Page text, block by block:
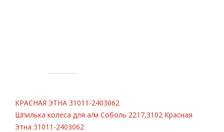
КРАСНАЯ ЭТНА 31011-2403062
Шпилька колеса для а/м Соболь 2217,3102 Красная
Этна 31011-2403062